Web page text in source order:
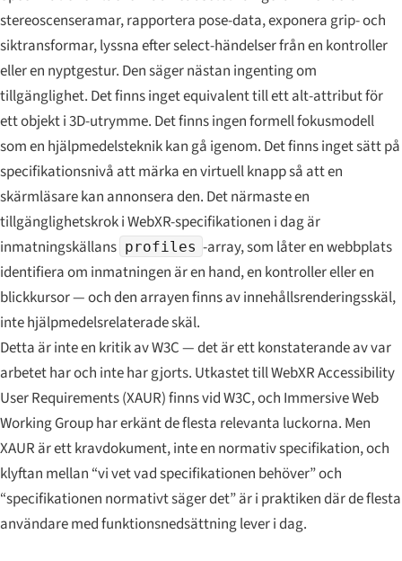
stereoscenseramar, rapportera pose-data, exponera grip- och
siktransformar, lyssna efter select-händelser från en kontroller
eller en nyptgestur. Den säger nästan ingenting om
tillgänglighet. Det finns inget equivalent till ett alt-attribut för
ett objekt i 3D-utrymme. Det finns ingen formell fokusmodell
som en hjälpmedelsteknik kan gå igenom. Det finns inget sätt på
specifikationsnivå att märka en virtuell knapp så att en
skärmläsare kan annonsera den. Det närmaste en
tillgänglighetskrok i WebXR-specifikationen i dag är
inmatningskällans profiles -array, som låter en webbplats
identifiera om inmatningen är en hand, en kontroller eller en
blickkursor — och den arrayen finns av innehållsrenderingsskäl,
inte hjälpmedelsrelaterade skäl.
Detta är inte en kritik av W3C — det är ett konstaterande av var
arbetet har och inte har gjorts. Utkastet till WebXR Accessibility
User Requirements (XAUR) finns vid W3C, och Immersive Web
Working Group har erkänt de flesta relevanta luckorna. Men
XAUR är ett kravdokument, inte en normativ specifikation, och
klyftan mellan “vi vet vad specifikationen behöver” och
“specifikationen normativt säger det” är i praktiken där de flesta
användare med funktionsnedsättning lever i dag.